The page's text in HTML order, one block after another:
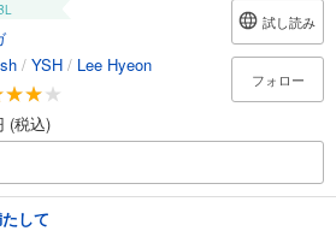
/ YSH / Lee Hyeon
(税込)
試し読み
フォロー
して